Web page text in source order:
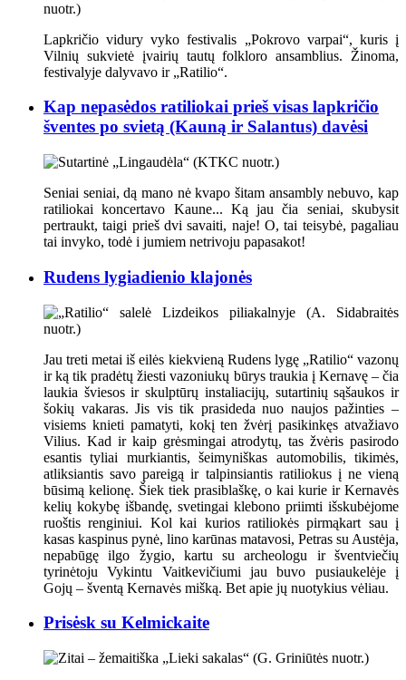
Lapkričio vidury vyko festivalis „Pokrovo varpai“, kuris į
Vilnių sukvietė įvairių tautų folkloro ansamblius. Žinoma,
festivalyje dalyvavo ir „Ratilio“.
Kap nepasėdos ratiliokai prieš visas lapkričio
šventes po svietą (Kauną ir Salantus) davėsi
Seniai seniai, dą mano nė kvapo šitam ansambly nebuvo, kap
ratiliokai koncertavo Kaune... Ką jau čia seniai, skubysit
pertraukt, taigi prieš dvi savaiti, naje! O, tai teisybė, pagaliau
tai invyko, todė i jumiem netrivoju papasakot!
Rudens lygiadienio klajonės
Jau treti metai iš eilės kiekvieną Rudens lygę „Ratilio“ vazonų
ir ką tik pradėtų žiesti vazoniukų būrys traukia į Kernavę – čia
laukia šviesos ir skulptūrų instaliacijų, sutartinių sąšaukos ir
šokių vakaras. Jis vis tik prasideda nuo naujos pažinties –
visiems knieti pamatyti, kokį ten žvėrį pasikinkęs atvažiavo
Vilius. Kad ir kaip grėsmingai atrodytų, tas žvėris pasirodo
esantis tyliai murkiantis, šeimyniškas automobilis, tikimės,
atliksiantis savo pareigą ir talpinsiantis ratiliokus į ne vieną
būsimą kelionę. Šiek tiek prasiblaškę, o kai kurie ir Kernavės
kelių kokybę išbandę, svetingai klebono priimti išskubėjome
ruoštis renginiui. Kol kai kurios ratiliokės pirmąkart sau į
kasas kaspinus pynė, lino karūnas matavosi, Petras su Austėja,
nepabūgę ilgo žygio, kartu su archeologu ir šventviečių
tyrinėtoju Vykintu Vaitkevičiumi jau buvo pusiaukelėje į
Gojų – šventą Kernavės mišką. Bet apie jų nuotykius vėliau.
Prisėsk su Kelmickaite